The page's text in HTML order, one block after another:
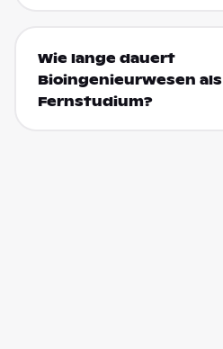
Wie lange dauert
Bioingenieurwesen als
Fernstudium?